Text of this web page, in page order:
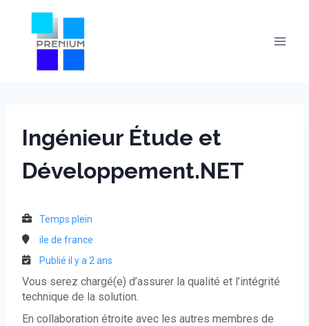
content
Ingénieur Étude et
Développement.NET
Temps plein
ile de france
Publié il y a 2 ans
Vous serez chargé(e) d’assurer la qualité et l’intégrité
technique de la solution.
En collaboration étroite avec les autres membres de